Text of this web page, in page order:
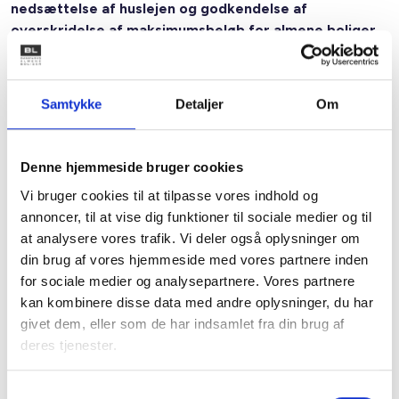
Samtykke Detaljer Om
Denne hjemmeside bruger cookies
Vi bruger cookies til at tilpasse vores indhold og
annoncer, til at vise dig funktioner til sociale medier og til
at analysere vores trafik. Vi deler også oplysninger om
din brug af vores hjemmeside med vores partnere inden
for sociale medier og analysepartnere. Vores partnere
kan kombinere disse data med andre oplysninger, du har
givet dem, eller som de har indsamlet fra din brug af
deres tjenester.
nedsættelse af huslejen og godkendelse af
overskridelse af maksimumsbeløb for almene boliger
på småøerne
De hidtil gældende regler omkring engangstilskud til
fortsat gældende, men suppleres af nye regler omkring
Kommunerne får således flere muligheder for at søge
engangstilskud til etablering af almene boliger på små-øer
og i ø-kommunerne, idet der er afsat 10 mio. kr. til små-
øerne og 10 mio. kr. til ø-kommuner og Bornholms
Regionskommune, jf. bekendtgørelsens § 2, stk. 2.
Engangstilskuddet til etablering af almene boliger kan
søges i perioden 1. juli 2022 til 30. november 2026, eller så
længe der er midler til rådighed, dog senest 30. november
2026, jf. bekendtgørelsens § 4, stk. 2.